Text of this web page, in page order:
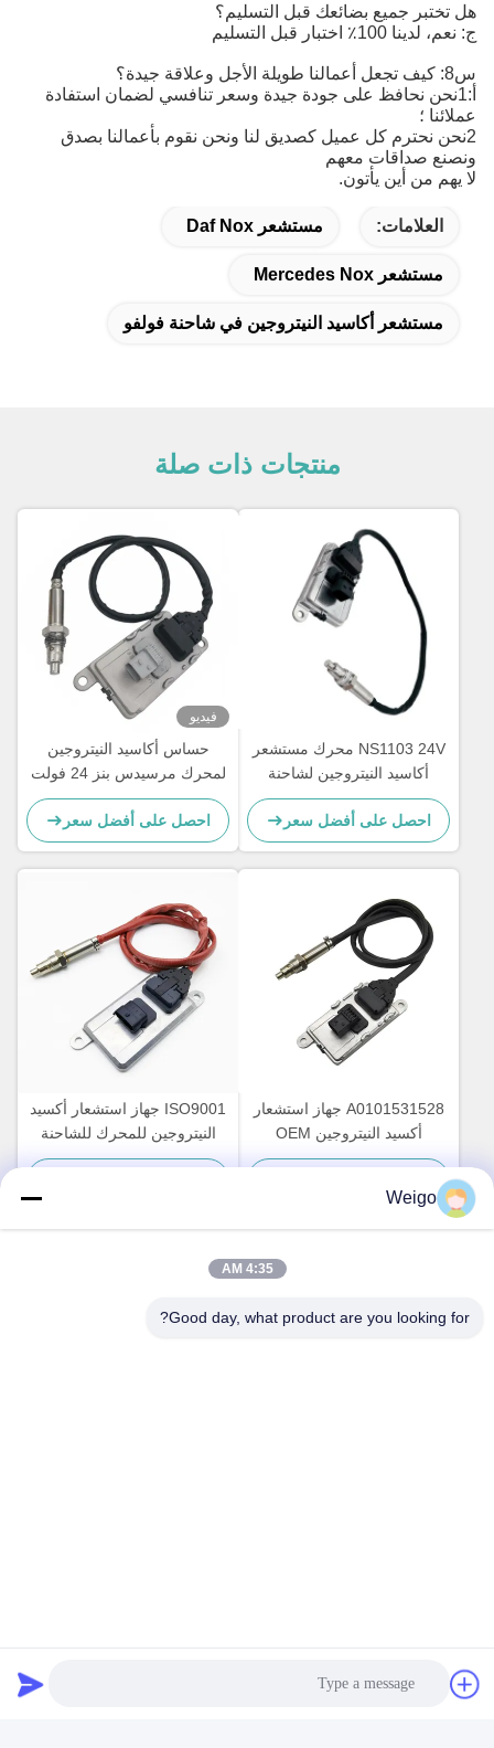
هل تختبر جميع بضائعك قبل التسليم؟
ج: نعم، لدينا 100٪ اختبار قبل التسليم
س8: كيف تجعل أعمالنا طويلة الأجل وعلاقة جيدة؟
أ:1نحن نحافظ على جودة جيدة وسعر تنافسي لضمان استفادة
عملائنا ؛
2نحن نحترم كل عميل كصديق لنا ونحن نقوم بأعمالنا بصدق
ونصنع صداقات معهم
لا يهم من أين يأتون.
العلامات: مستشعر Daf Nox
مستشعر Mercedes Nox
مستشعر أكاسيد النيتروجين في شاحنة فولفو
منتجات ذات صلة
NS1103 24V محرك مستشعر
أكاسيد النيتروجين لشاحنة
مرسيدس بنز 5WK97329A
احصل على أفضل سعر
فيديو
حساس أكاسيد النيتروجين
لمحرك مرسيدس بنز 24 فولت
Actros 5WK97331A
A0101531628
احصل على أفضل سعر
A0101531528 جهاز استشعار
أكسيد النيتروجين OEM
NS1110 مرسيدس أكتروس
ISO9001 جهاز استشعار أكسيد
النيتروجين للمحرك للشاحنة
DAF 2011649 1793379
اتصل سريعًا
Weigo
4:35 AM
Good day, what product are you looking for?